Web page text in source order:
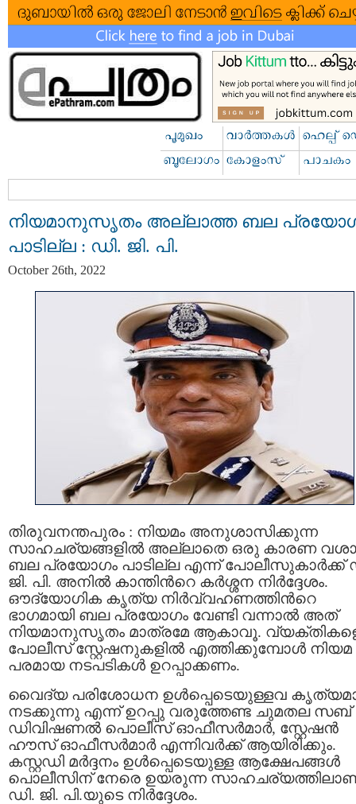
നിയമാനുസൃതം അല്ലാത്ത ബല
പാടില്ല : ഡി. ജി. പി.
October 26th, 2022
തിരുവനന്തപുരം : നിയമം അനുശാസിക്കുന്ന
സാഹചര്യങ്ങളില്‍ അല്ലാതെ ഒരു കാരണ
ബല പ്രയോഗം പാടില്ല എന്ന് പോലീസുകാർക്ക്
ജി. പി. അനിൽ കാന്തിന്‍റെ കർശ്ശന നിർദ്ദേശം.
ഔദ്യോഗിക കൃത്യ നിര്‍വ്വഹണത്തിന്‍റെ
ഭാഗമായി ബല പ്രയോഗം വേണ്ടി വന്നാല്‍ അത്
നിയമാനുസൃതം മാത്രമേ ആകാവൂ.
പോലീസ് സ്റ്റേഷനുകളില്‍ എത്തിക്കുമ്പോള്‍ നിയമ
പരമായ നടപടികള്‍ ഉറപ്പാക്കണം.
വൈദ്യ പരിശോധന ഉൾപ്പെടെയുള്ളവ
നടക്കുന്നു എന്ന് ഉറപ്പു വരുത്തേണ്ട ചുമതല സബ്
ഡിവിഷണൽ പൊലീസ് ഓഫീസർമാർ, സ്റ്റേഷൻ
ഹൗസ് ഓഫീസർമാർ എന്നിവര്‍ക്ക് ആയിരിക്കും.
കസ്റ്റഡി മർദ്ദനം ഉൾപ്പെടെയുള്ള ആക്ഷേപങ്ങൾ
പൊലീസിന് നേരെ ഉയരുന്ന
ഡി. ജി. പി.യുടെ നിർദ്ദേശം.